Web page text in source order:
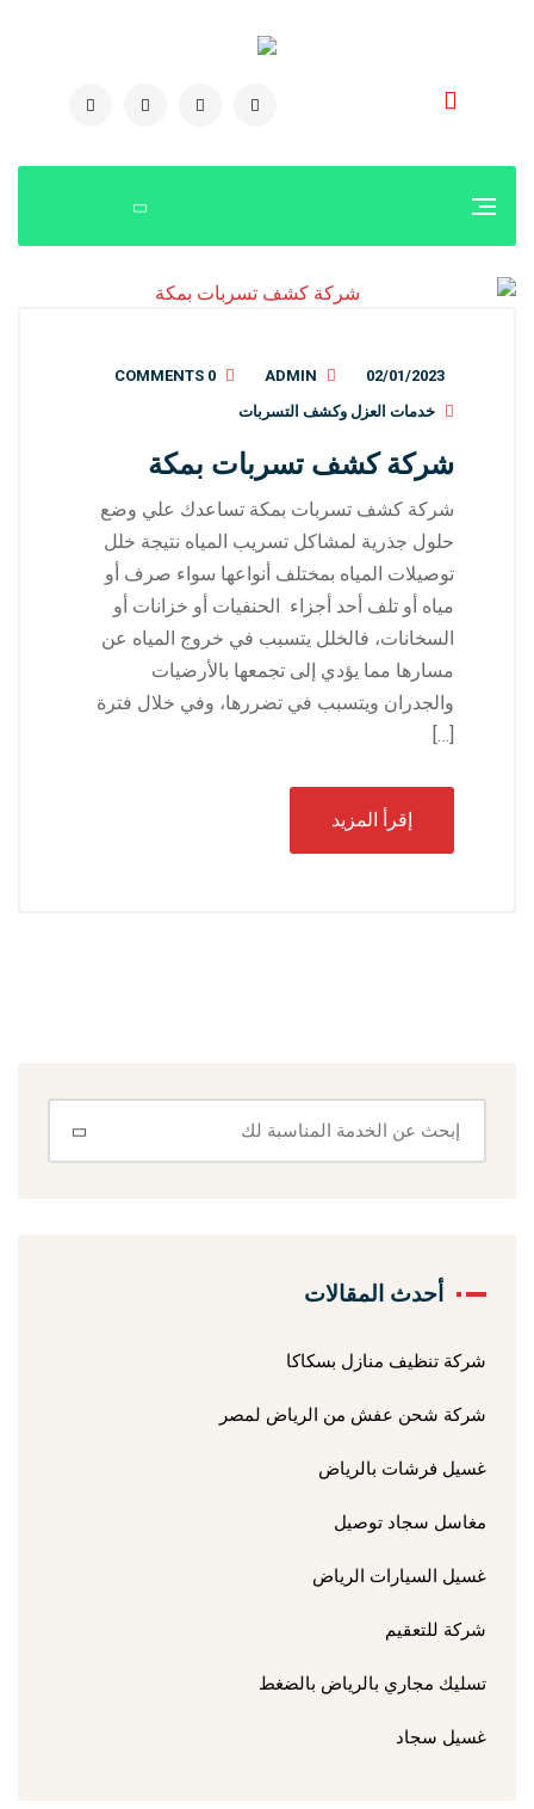
02/01/2023
ADMIN
0 COMMENTS
خدمات العزل وكشف التسربات
شركة كشف تسربات بمكة
شركة كشف تسربات بمكة تساعدك علي وضع
حلول جذرية لمشاكل تسريب المياه نتيجة خلل
توصيلات المياه بمختلف أنواعها سواء صرف أو
مياه أو تلف أحد أجزاء الحنفيات أو خزانات أو
السخانات، فالخلل يتسبب في خروج المياه عن
مسارها مما يؤدي إلى تجمعها بالأرضيات
والجدران ويتسبب في تضررها، وفي خلال فترة
[…]
إقرأ المزيد
أحدث المقالات
شركة تنظيف منازل بسكاكا
شركة شحن عفش من الرياض لمصر
غسيل فرشات بالرياض
مغاسل سجاد توصيل
غسيل السيارات الرياض
شركة للتعقيم
تسليك مجاري بالرياض بالضغط
غسيل سجاد